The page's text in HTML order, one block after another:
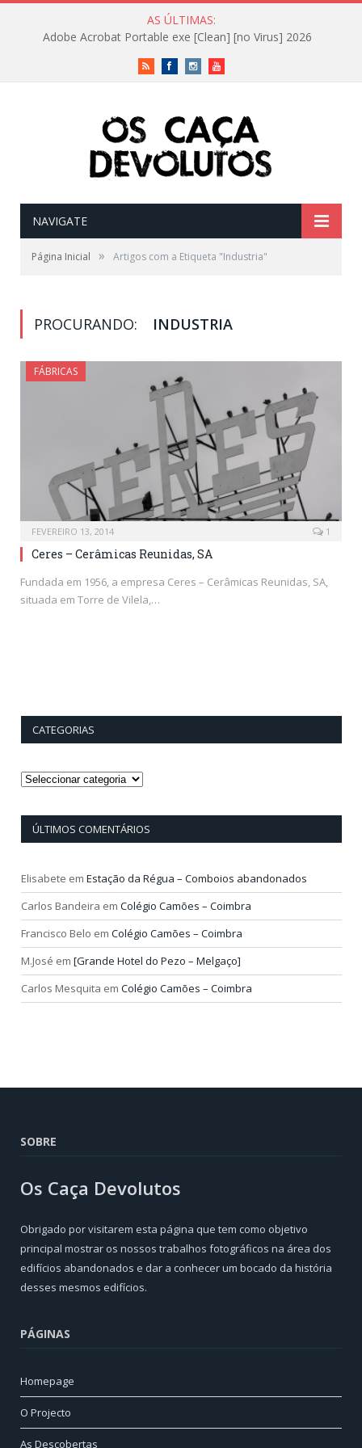
AS ÚLTIMAS:
Adobe Acrobat Portable exe [Clean] [no Virus] 2026
RSS FacebookInstagramVimeo
NAVIGATE
Página Inicial » Artigos com a Etiqueta "Industria"
PROCURANDO: INDUSTRIA
FÁBRICAS
FEVEREIRO 13, 2014 1
Ceres – Cerâmicas Reunidas, SA
Fundada em 1956, a empresa Ceres – Cerâmicas Reunidas, SA,
situada em Torre de Vilela,…
CATEGORIAS
Categorias
ÚLTIMOS COMENTÁRIOS
Elisabete em Estação da Régua – Comboios abandonados
Carlos Bandeira em Colégio Camões – Coimbra
Francisco Belo em Colégio Camões – Coimbra
M.José em [Grande Hotel do Pezo – Melgaço]
Carlos Mesquita em Colégio Camões – Coimbra
SOBRE
Os Caça Devolutos
Obrigado por visitarem esta página que tem como objetivo
principal mostrar os nossos trabalhos fotográficos na área dos
edifícios abandonados e dar a conhecer um bocado da história
desses mesmos edifícios.
PÁGINAS
Homepage
O Projecto
As Descobertas